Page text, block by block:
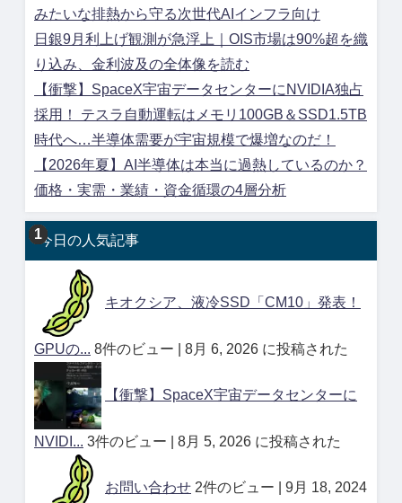
みたいな排熱から守る次世代AIインフラ向け
日銀9月利上げ観測が急浮上｜OIS市場は90%超を織
り込み、金利波及の全体像を読む
【衝撃】SpaceX宇宙データセンターにNVIDIA独占
採用！ テスラ自動運転はメモリ100GB＆SSD1.5TB
時代へ…半導体需要が宇宙規模で爆増なのだ！
【2026年夏】AI半導体は本当に過熱しているのか？
価格・実需・業績・資金循環の4層分析
今日の人気記事
キオクシア、液冷SSD「CM10」発表！
GPUの... 8件のビュー 8月 6, 2026 に投稿された
【衝撃】SpaceX宇宙データセンターに
NVIDI... 3件のビュー 8月 5, 2026 に投稿された
お問い合わせ 2件のビュー 9月 18, 2024